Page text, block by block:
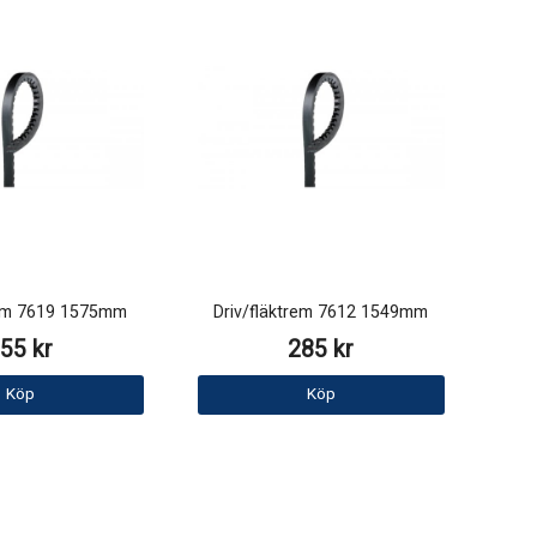
7619 1575mm
kr
Köp
Driv/fläktrem 7612 1549mm
285 kr
Köp